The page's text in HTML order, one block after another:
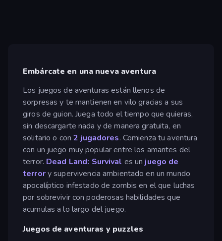
Embárcate en una nueva aventura
Los juegos de aventuras están llenos de
sorpresas y te mantienen en vilo gracias a sus
giros de guion. Juega todo el tiempo que quieras,
sin descargarte nada y de manera gratuita, en
solitario o con2 jugadores. Comienza tu aventura
con un juego muy popular entre los amantes del
terror. Dead Land: Survival es un juego de
terrory supervivencia ambientado en un mundo
apocalíptico infestado de zombis en el que luchas
por sobrevivir con poderosas habilidades que
acumulas a lo largo del juego.
Juegos de aventuras y puzzles